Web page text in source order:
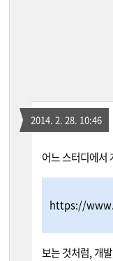
2014. 2. 28. 10:46
어느 스터디에서
https://
보는 것처럼, 개